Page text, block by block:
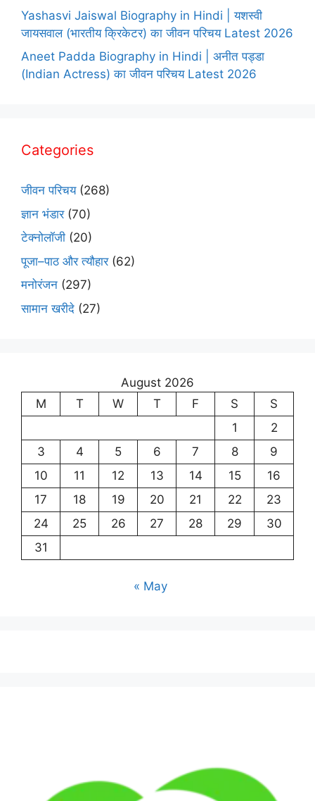
Yashasvi Jaiswal Biography in Hindi | यशस्वी
जायसवाल (भारतीय क्रिकेटर) का जीवन परिचय Latest 2026
Aneet Padda Biography in Hindi | अनीत पड्डा
(Indian Actress) का जीवन परिचय Latest 2026
Categories
जीवन परिचय(268)
ज्ञान भंडार(70)
टेक्नोलॉजी (20)
पूजा–पाठ और त्यौहार(62)
मनोरंजन (297)
सामान खरीदे (27)
August 2026
M
T W T F S
S
1
2
3
4 5 6 7 8
9
10
11 12 13 14 15
16
17
18 19 20 21 22
23
24
25 26 27 28 29
30
31
« May